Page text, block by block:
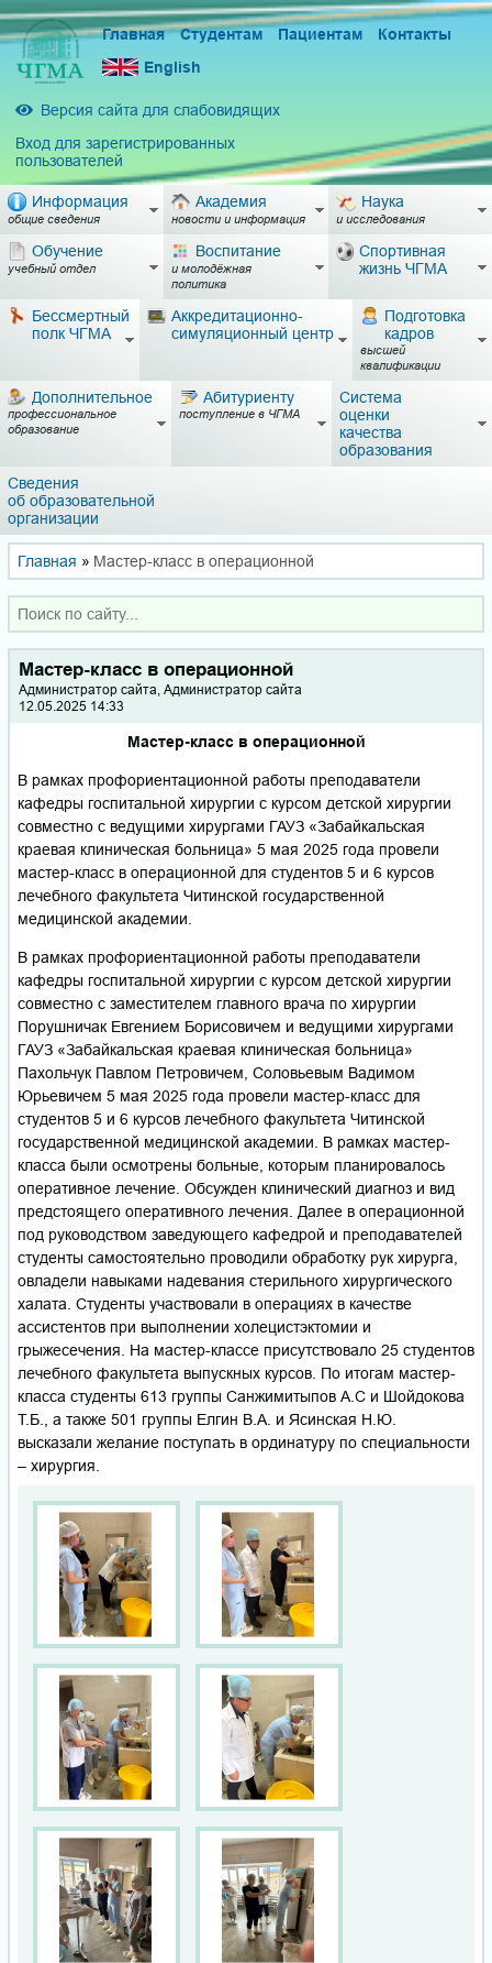
Главная Студентам Пациентам
Контакты
English
Версия сайта для слабовидящих
Вход для зарегистрированных
пользователей
Информация
общие сведения
Академия
новости и информация
Наука
и исследования
Обучение
учебный отдел
Воспитание
и молодёжная
политика
Спортивная
жизнь ЧГМА
Бессмертный
полк ЧГМА
Аккредитационно-
симуляционный центр
Подготовка
кадров
высшей
квалификации
Дополнительное
профессиональное
образование
Абитуриенту
поступление в ЧГМА
Система
оценки
качества
образования
Сведения
об образовательной
организации
Главная » Мастер-класс в операционной
Мастер-класс в операционной
Администратор сайта, Администратор сайта
12.05.2025 14:33
Мастер-класс в операционной
В рамках профориентационной работы преподаватели
кафедры госпитальной хирургии с курсом детской хирургии
совместно с ведущими хирургами ГАУЗ «Забайкальская
краевая клиническая больница» 5 мая 2025 года провели
мастер-класс в операционной для студентов 5 и 6 курсов
лечебного факультета Читинской государственной
медицинской академии.
В рамках профориентационной работы преподаватели
кафедры госпитальной хирургии с курсом детской хирургии
совместно с заместителем главного врача по хирургии
Порушничак Евгением Борисовичем и ведущими хирургами
ГАУЗ «Забайкальская краевая клиническая больница»
Пахольчук Павлом Петровичем, Соловьевым Вадимом
Юрьевичем 5 мая 2025 года провели мастер-класс для
студентов 5 и 6 курсов лечебного факультета Читинской
государственной медицинской академии. В рамках мастер-
класса были осмотрены больные, которым планировалось
оперативное лечение. Обсужден клинический диагноз и вид
предстоящего оперативного лечения. Далее в операционной
под руководством заведующего кафедрой и преподавателей
студенты самостоятельно проводили обработку рук хирурга,
овладели навыками надевания стерильного хирургического
халата. Студенты участвовали в операциях в качестве
ассистентов при выполнении холецистэктомии и
грыжесечения. На мастер-классе присутствовало 25 студентов
лечебного факультета выпускных курсов. По итогам мастер-
класса студенты 613 группы Санжимитыпов А.С и Шойдокова
Т.Б., а также 501 группы Елгин В.А. и Ясинская Н.Ю.
высказали желание поступать в ординатуру по специальности
– хирургия.